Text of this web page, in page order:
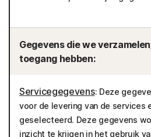
Gegevens die we
toegang hebben:
Servicegegevens: Deze
voor de levering van de services
geselecteerd. Deze gegevens
inzicht te krijgen in het gebruik